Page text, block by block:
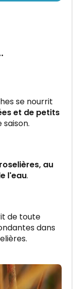
se nourrit
et de petits
saison.
au
l'eau.
de toute
dans